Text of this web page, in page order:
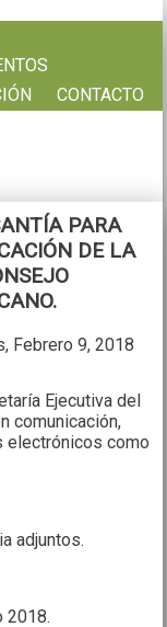
CONTACTO
PARA
DE LA
Febrero 9, 2018
Ejecutiva del
comunicación,
electrónicos como
adjuntos.
2018.